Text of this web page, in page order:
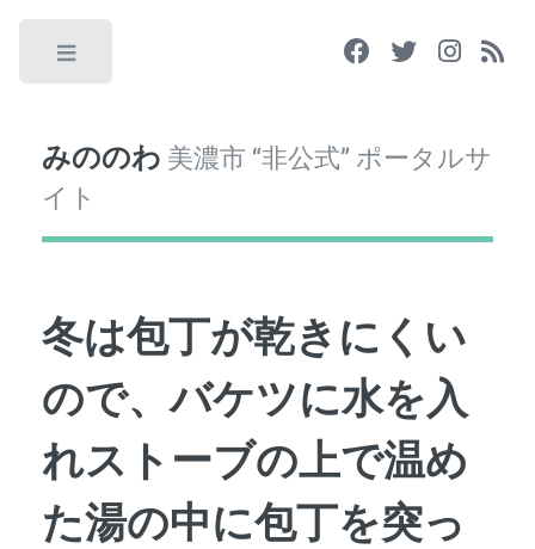
みののわ 美濃市 “非公式” ポータルサ
イト
冬は包丁が乾きにくい
ので、バケツに水を入
れストーブの上で温め
た湯の中に包丁を突っ
Toggle